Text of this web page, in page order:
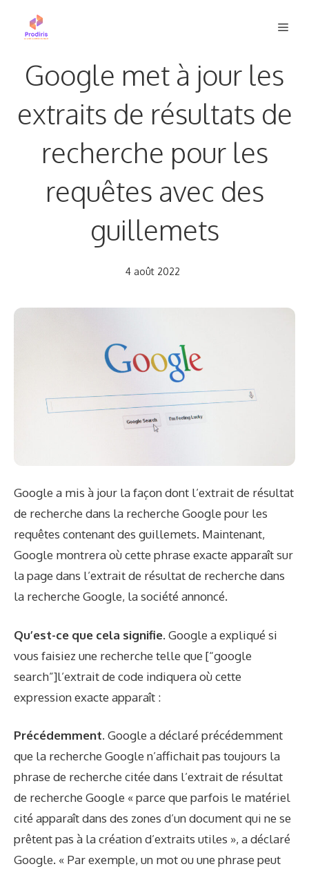
Google met à jour les
extraits de résultats de
recherche pour les
requêtes avec des
guillemets
4 août 2022
Google a mis à jour la façon dont l’extrait de résultat
de recherche dans la recherche Google pour les
requêtes contenant des guillemets. Maintenant,
Google montrera où cette phrase exacte apparaît sur
la page dans l’extrait de résultat de recherche dans
la recherche Google, la société annoncé.
Qu’est-ce que cela signifie. Google a expliqué si
vous faisiez une recherche telle que [“google
search”]l’extrait de code indiquera où cette
expression exacte apparaît :
Précédemment. Google a déclaré précédemment
que la recherche Google n’affichait pas toujours la
phrase de recherche citée dans l’extrait de résultat
de recherche Google « parce que parfois le matériel
cité apparaît dans des zones d’un document qui ne se
prêtent pas à la création d’extraits utiles », a déclaré
Google. « Par exemple, un mot ou une phrase peut